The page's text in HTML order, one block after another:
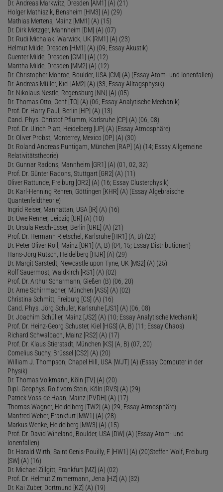
Dr. Andreas Markwitz, Dresden [AM1] (A) (21)
Holger Mathiszik, Bensheim [HM3] (A) (29)
Mathias Mertens, Mainz [MM1] (A) (15)
Dr. Dirk Metzger, Mannheim [DM] (A) (07)
Dr. Rudi Michalak, Warwick, UK [RM1] (A) (23)
Helmut Milde, Dresden [HM1] (A) (09; Essay Akustik)
Guenter Milde, Dresden [GM1] (A) (12)
Maritha Milde, Dresden [MM2] (A) (12)
Dr. Christopher Monroe, Boulder, USA [CM] (A) (Essay Atom- und Ionenfallen)
Dr. Andreas Müller, Kiel [AM2] (A) (33; Essay Alltagsphysik)
Dr. Nikolaus Nestle, Regensburg [NN] (A) (05)
Dr. Thomas Otto, Genf [TO] (A) (06; Essay Analytische Mechanik)
Prof. Dr. Harry Paul, Berlin [HP] (A) (13)
Cand. Phys. Christof Pflumm, Karlsruhe [CP] (A) (06, 08)
Prof. Dr. Ulrich Platt, Heidelberg [UP] (A) (Essay Atmosphäre)
Dr. Oliver Probst, Monterrey, Mexico [OP] (A) (30)
Dr. Roland Andreas Puntigam, München [RAP] (A) (14; Essay Allgemeine
Relativitätstheorie)
Dr. Gunnar Radons, Mannheim [GR1] (A) (01, 02, 32)
Prof. Dr. Günter Radons, Stuttgart [GR2] (A) (11)
Oliver Rattunde, Freiburg [OR2] (A) (16; Essay Clusterphysik)
Dr. Karl-Henning Rehren, Göttingen [KHR] (A) (Essay Algebraische
Quantenfeldtheorie)
Ingrid Reiser, Manhattan, USA [IR] (A) (16)
Dr. Uwe Renner, Leipzig [UR] (A) (10)
Dr. Ursula Resch-Esser, Berlin [URE] (A) (21)
Prof. Dr. Hermann Rietschel, Karlsruhe [HR1] (A, B) (23)
Dr. Peter Oliver Roll, Mainz [OR1] (A, B) (04, 15; Essay Distributionen)
Hans-Jörg Rutsch, Heidelberg [HJR] (A) (29)
Dr. Margit Sarstedt, Newcastle upon Tyne, UK [MS2] (A) (25)
Rolf Sauermost, Waldkirch [RS1] (A) (02)
Prof. Dr. Arthur Scharmann, Gießen (B) (06, 20)
Dr. Arne Schirrmacher, München [AS5] (A) (02)
Christina Schmitt, Freiburg [CS] (A) (16)
Cand. Phys. Jörg Schuler, Karlsruhe [JS1] (A) (06, 08)
Dr. Joachim Schüller, Mainz [JS2] (A) (10; Essay Analytische Mechanik)
Prof. Dr. Heinz-Georg Schuster, Kiel [HGS] (A, B) (11; Essay Chaos)
Richard Schwalbach, Mainz [RS2] (A) (17)
Prof. Dr. Klaus Stierstadt, München [KS] (A, B) (07, 20)
Cornelius Suchy, Brüssel [CS2] (A) (20)
William J. Thompson, Chapel Hill, USA [WJT] (A) (Essay Computer in der
Physik)
Dr. Thomas Volkmann, Köln [TV] (A) (20)
Dipl.-Geophys. Rolf vom Stein, Köln [RVS] (A) (29)
Patrick Voss-de Haan, Mainz [PVDH] (A) (17)
Thomas Wagner, Heidelberg [TW2] (A) (29; Essay Atmosphäre)
Manfred Weber, Frankfurt [MW1] (A) (28)
Markus Wenke, Heidelberg [MW3] (A) (15)
Prof. Dr. David Wineland, Boulder, USA [DW] (A) (Essay Atom- und
Ionenfallen)
Dr. Harald Wirth, Saint Genis-Pouilly, F [HW1] (A) (20)Steffen Wolf, Freiburg
[SW] (A) (16)
Dr. Michael Zillgitt, Frankfurt [MZ] (A) (02)
Prof. Dr. Helmut Zimmermann, Jena [HZ] (A) (32)
Dr. Kai Zuber, Dortmund [KZ] (A) (19)